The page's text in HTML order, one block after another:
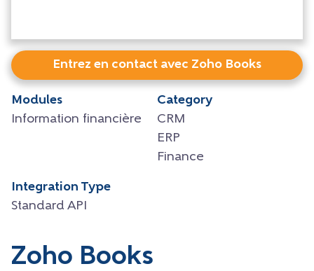
Entrez en contact avec Zoho Books
Modules
Information financière
Category
CRM
ERP
Finance
Integration Type
Standard API
Zoho Books